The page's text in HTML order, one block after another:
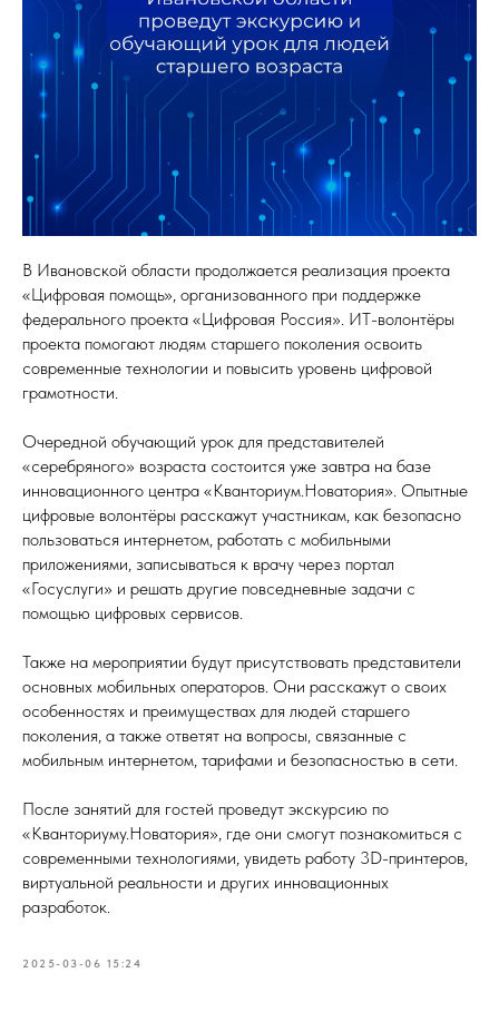
В Ивановской области продолжается реализация проекта
«Цифровая помощь», организованного при поддержке
федерального проекта «Цифровая Россия». ИТ-волонтёры
проекта помогают людям старшего поколения освоить
современные технологии и повысить уровень цифровой
грамотности.
Очередной обучающий урок для представителей
«серебряного» возраста состоится уже завтра на базе
инновационного центра «Кванториум.Новатория». Опытные
цифровые волонтёры расскажут участникам, как безопасно
пользоваться интернетом, работать с мобильными
приложениями, записываться к врачу через портал
«Госуслуги» и решать другие повседневные задачи с
помощью цифровых сервисов.
Также на мероприятии будут присутствовать представители
основных мобильных операторов. Они расскажут о своих
особенностях и преимуществах для людей старшего
поколения, а также ответят на вопросы, связанные с
мобильным интернетом, тарифами и безопасностью в сети.
После занятий для гостей проведут экскурсию по
«Кванториуму.Новатория», где они смогут познакомиться с
современными технологиями, увидеть работу 3D-принтеров,
виртуальной реальности и других инновационных
разработок.
2025-03-06 15:24